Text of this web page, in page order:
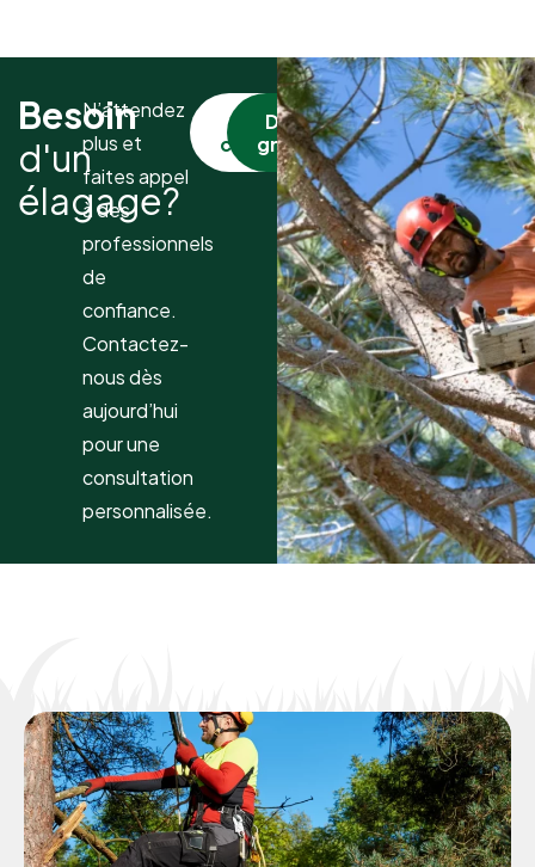
Besoin
d'un
élagage?
N’attendez
plus et
faites appel
à des
professionnels
de
confiance.
Contactez-
nous dès
aujourd’hui
pour une
consultation
personnalisée.
Nous
contacter
Devis
gratuit